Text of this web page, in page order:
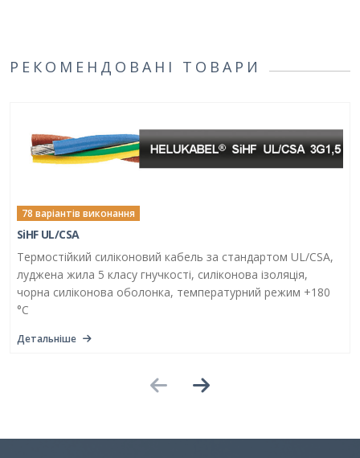
РЕКОМЕНДОВАНІ ТОВАРИ
78 варіантів виконання
SiHF UL/CSA
Термостійкий силіконовий кабель за стандартом UL/CSA,
луджена жила 5 класу гнучкості, силіконова ізоляція,
чорна силіконова оболонка, температурний режим +180
°C
Детальніше